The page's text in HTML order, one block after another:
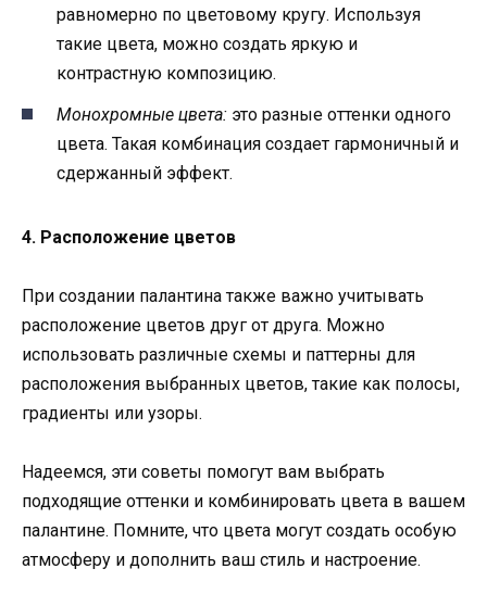
равномерно по цветовому кругу. Используя
такие цвета, можно создать яркую и
контрастную композицию.
Монохромные цвета: это разные оттенки одного
цвета. Такая комбинация создает гармоничный и
сдержанный эффект.
4. Расположение цветов
При создании палантина также важно учитывать
расположение цветов друг от друга. Можно
использовать различные схемы и паттерны для
расположения выбранных цветов, такие как полосы,
градиенты или узоры.
Надеемся, эти советы помогут вам выбрать
подходящие оттенки и комбинировать цвета в вашем
палантине. Помните, что цвета могут создать особую
атмосферу и дополнить ваш стиль и настроение.